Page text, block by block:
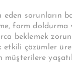
sorunların
form doldurma
beklemek
çözümler
müşterilere